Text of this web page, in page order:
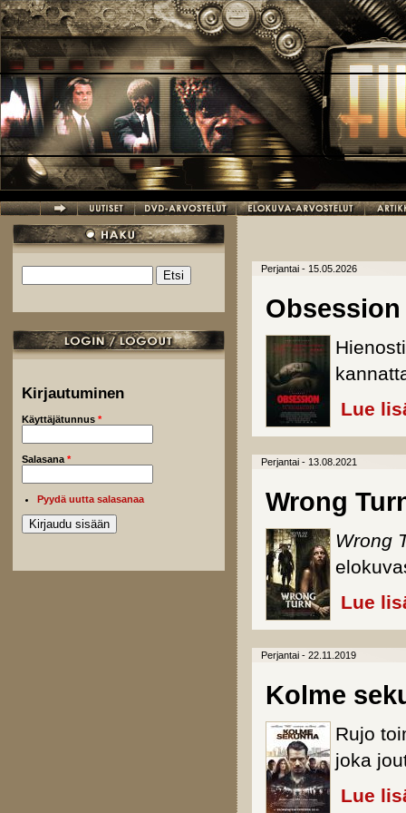
Hyppää pääsisältöön
Hakulomake
Kirjautuminen
Käyttäjätunnus *
Salasana *
Pyydä uutta salasanaa
Perjantai - 15.05.2026
Obsession
Lue
Perjantai - 13.08.2021
Wrong
Wrong
Lue
Perjantai - 22.11.2019
Kolme
Rujo
joka
Lue